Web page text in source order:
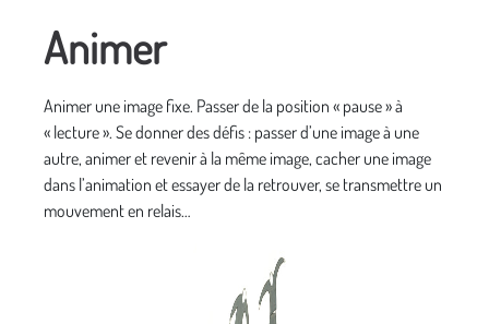
Animer
Animer une image fixe. Passer de la position « pause » à
« lecture ». Se donner des défis : passer d’une image à une
autre, animer et revenir à la même image, cacher une image
dans l’animation et essayer de la retrouver, se transmettre un
mouvement en relais…